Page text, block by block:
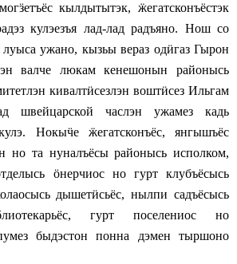
ӟетъёс кылдытытэк, ӝегатсконъёстэк
кулэезъя лад-лад радъяно. Нош со
ужано, кызьы вераз одӥгаз Гырон
валче люкам кенешонын районысь
кивалтӥсезлэн воштӥсез Ильгам
швейцарской часлэн ужамез кадь
Нокыӵе ӝегатсконъёс, янгышъёс
но та нуналъёсы районысь исполком,
ӧнерчиос но гурт клубъёсысь
дышетӥсьёс, нылпи садъёсысь
гурт поселениос но
быдэстон понна дэмен тыршоно